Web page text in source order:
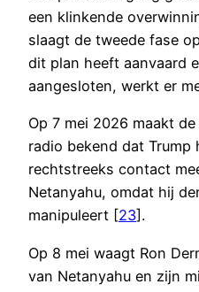
een klinkende
slaagt de tweede fase
dit plan heeft aanvaard
aangesloten, werkt er
Op 7 mei 2026 maakt
radio bekend dat Trump
rechtstreeks contact
Netanyahu, omdat hij
manipuleert [23].
Op 8 mei waagt Ron
van Netanyahu en zijn